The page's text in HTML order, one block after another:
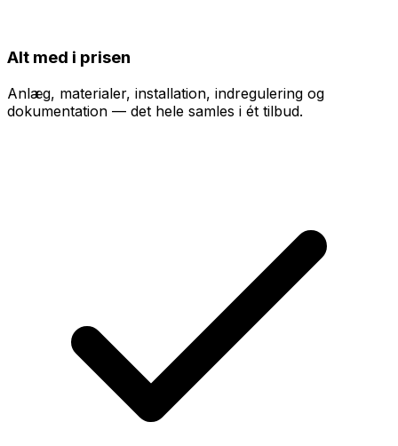
Alt med i prisen
Anlæg, materialer, installation, indregulering og
dokumentation — det hele samles i ét tilbud.